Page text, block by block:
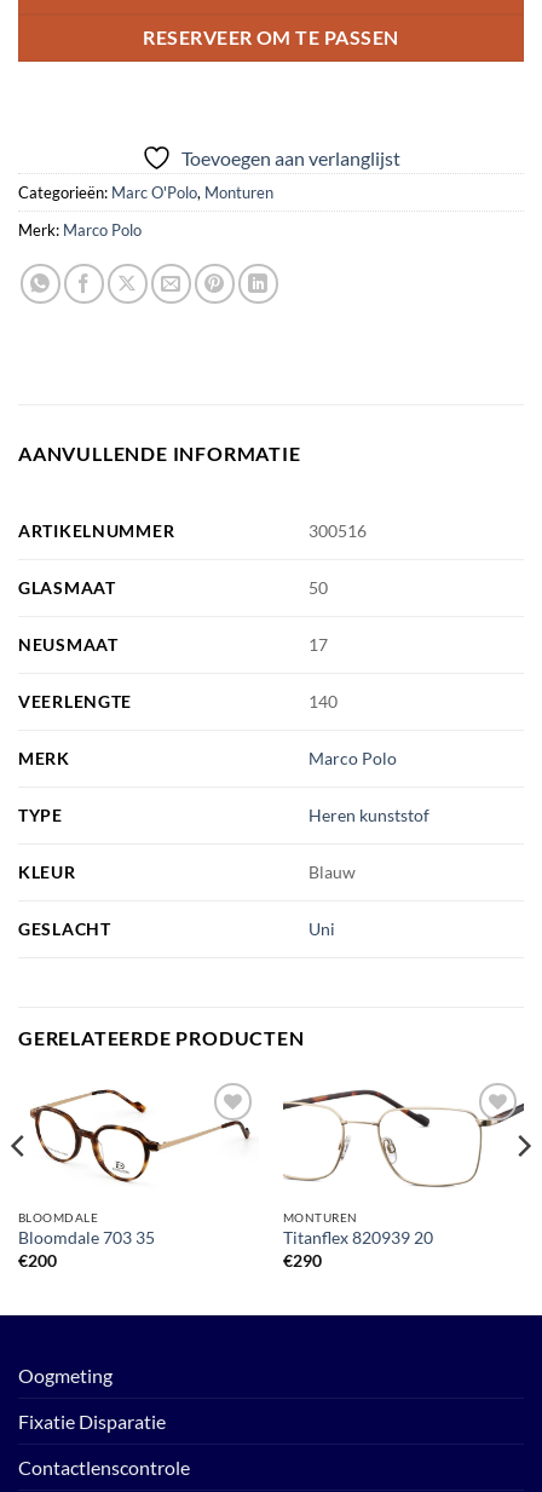
RESERVEER OM TE PASSEN
Toevoegen aan verlanglijst
Categorieën: Marc O'Polo, Monturen
Merk: Marco Polo
AANVULLENDE INFORMATIE
ARTIKELNUMMER 300516
GLASMAAT 50
NEUSMAAT 17
VEERLENGTE 140
MERK Marco Polo
TYPE Heren kunststof
KLEUR Blauw
GESLACHT Uni
GERELATEERDE PRODUCTEN
Toevoegen
BLOOMDALE
Bloomdale 703 35
€200
aan
verlanglijst
MONTUREN
Titanflex 820939 20
€290
Oogmeting
Fixatie Disparatie
Contactlenscontrole